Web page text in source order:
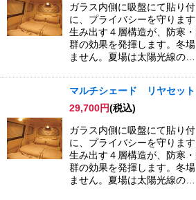
ガラス内側に吸盤にて貼り
に、プライバシーを守りま
生み出す４層構造が、防寒
群の効果を発揮します。冬
ません。夏場は太陽光線の…
マルチシェード リヤセット
29,700円(税込)
ガラス内側に吸盤にて貼り
に、プライバシーを守りま
生み出す４層構造が、防寒
群の効果を発揮します。冬
ません。夏場は太陽光線の…